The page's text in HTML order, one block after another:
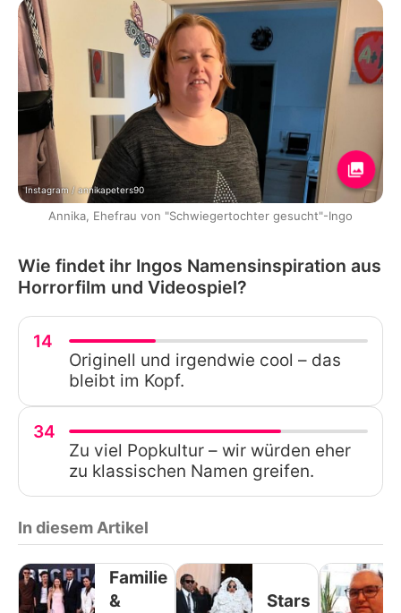
Instagram / annikapeters90
Annika, Ehefrau von "Schwiegertochter gesucht"-Ingo
Wie findet ihr Ingos Namensinspiration aus
Horrorfilm und Videospiel?
14
Originell und irgendwie cool – das
bleibt im Kopf.
34
Zu viel Popkultur – wir würden eher
zu klassischen Namen greifen.
In diesem Artikel
Familie
&
Stars